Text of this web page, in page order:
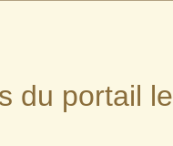
du portail